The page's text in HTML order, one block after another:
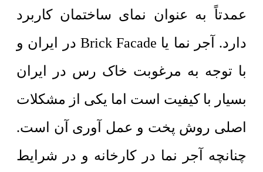
عمدتاً به عنوان نمای ساختمان کاربرد
دارد. آجر نما یا Brick Facade در ایران و
با توجه به مرغوبت خاک رس در ایران
بسیار با کیفیت است اما یکی از مشکلات
اصلی روش پخت و عمل آوری آن است.
چنانچه آجر نما در کارخانه و در شرایط